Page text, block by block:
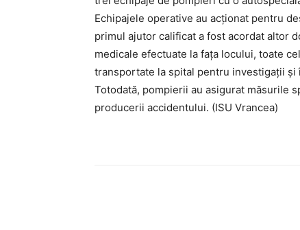
Echipajele operative au acționat pentru
primul ajutor calificat a fost acordat altor
medicale efectuate la fața locului, toate
transportate la spital pentru investigații
Totodată, pompierii au asigurat măsurile
producerii accidentului. (ISU Vrancea)